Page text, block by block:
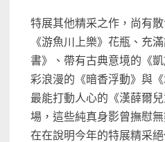
特展其他精采之作，尚有
《游魚川上樂》花瓶、充
書》、帶有古典意境的《
彩浪漫的《暗香浮動》與
最能打動人心的《漢薛爾
場，這些純真身影曾撫慰
在在說明今年的特展精采絕